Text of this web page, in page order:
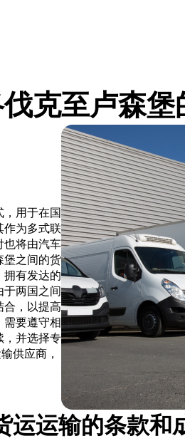
克至卢森堡
，用于在国
作为多式联
也将由汽车
堡之间的货
拥有发达的
于两国之间
合，以提高
需要遵守相
，并选择专
供应商，
运运输的条款和